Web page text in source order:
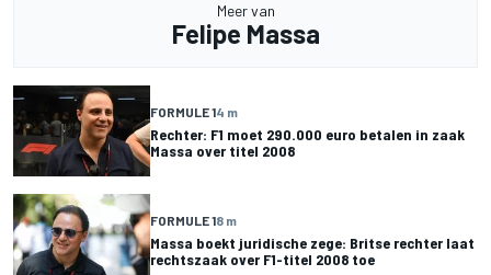
Meer van
Felipe Massa
FORMULE 14 m
Rechter: F1 moet 290.000 euro betalen in zaak
Massa over titel 2008
FORMULE 18 m
Massa boekt juridische zege: Britse rechter laat
rechtszaak over F1-titel 2008 toe